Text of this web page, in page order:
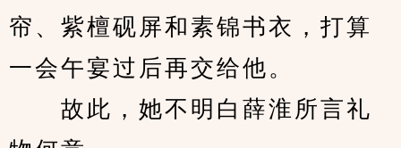
帘、紫檀砚屏和素锦书衣，打算
一会午宴过后再交给他。
故此，她不明白薛淮所言礼